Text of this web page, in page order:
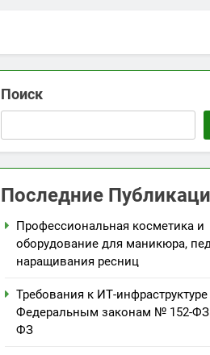
Поиск
Последние
Профессиональная косметика и
оборудование для маникюра,
наращивания ресниц
Требования к ИТ-
Федеральным законам № 152-
ФЗ